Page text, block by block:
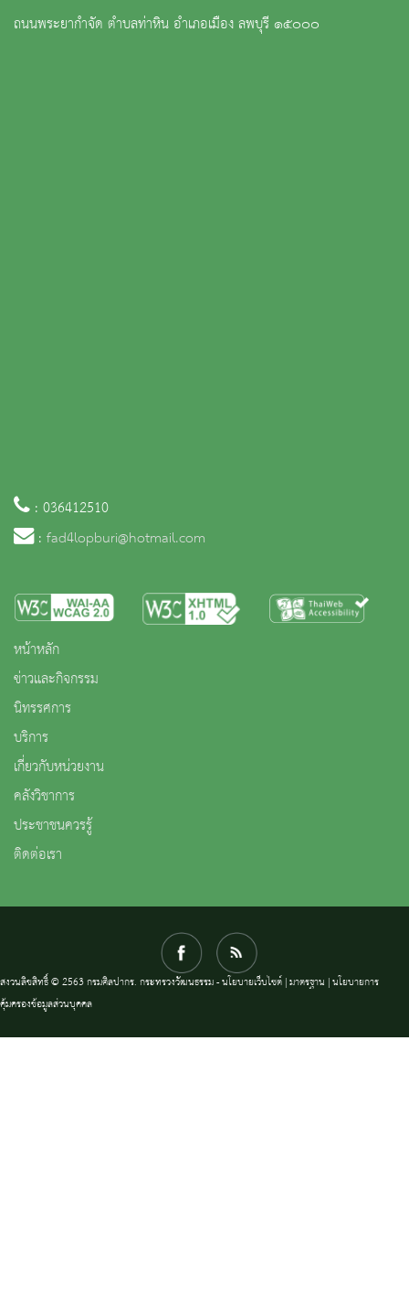
ถนนพระยากำจัด ตำบลท่าหิน อำเภอเมือง ลพบุรี ๑๕๐๐๐
: 036412510
: fad4lopburi@hotmail.com
หน้าหลัก
ข่าวและกิจกรรม
นิทรรศการ
บริการ
เกี่ยวกับหน่วยงาน
คลังวิชาการ
ประชาชนควรรู้
ติดต่อเรา
สงวนลิขสิทธิ์ © 2563 กรมศิลปากร. กระทรวงวัฒนธรรม -นโยบายเว็บไซต์|มาตรฐาน |นโยบายการ
คุ้มครองข้อมูลส่วนบุคคล